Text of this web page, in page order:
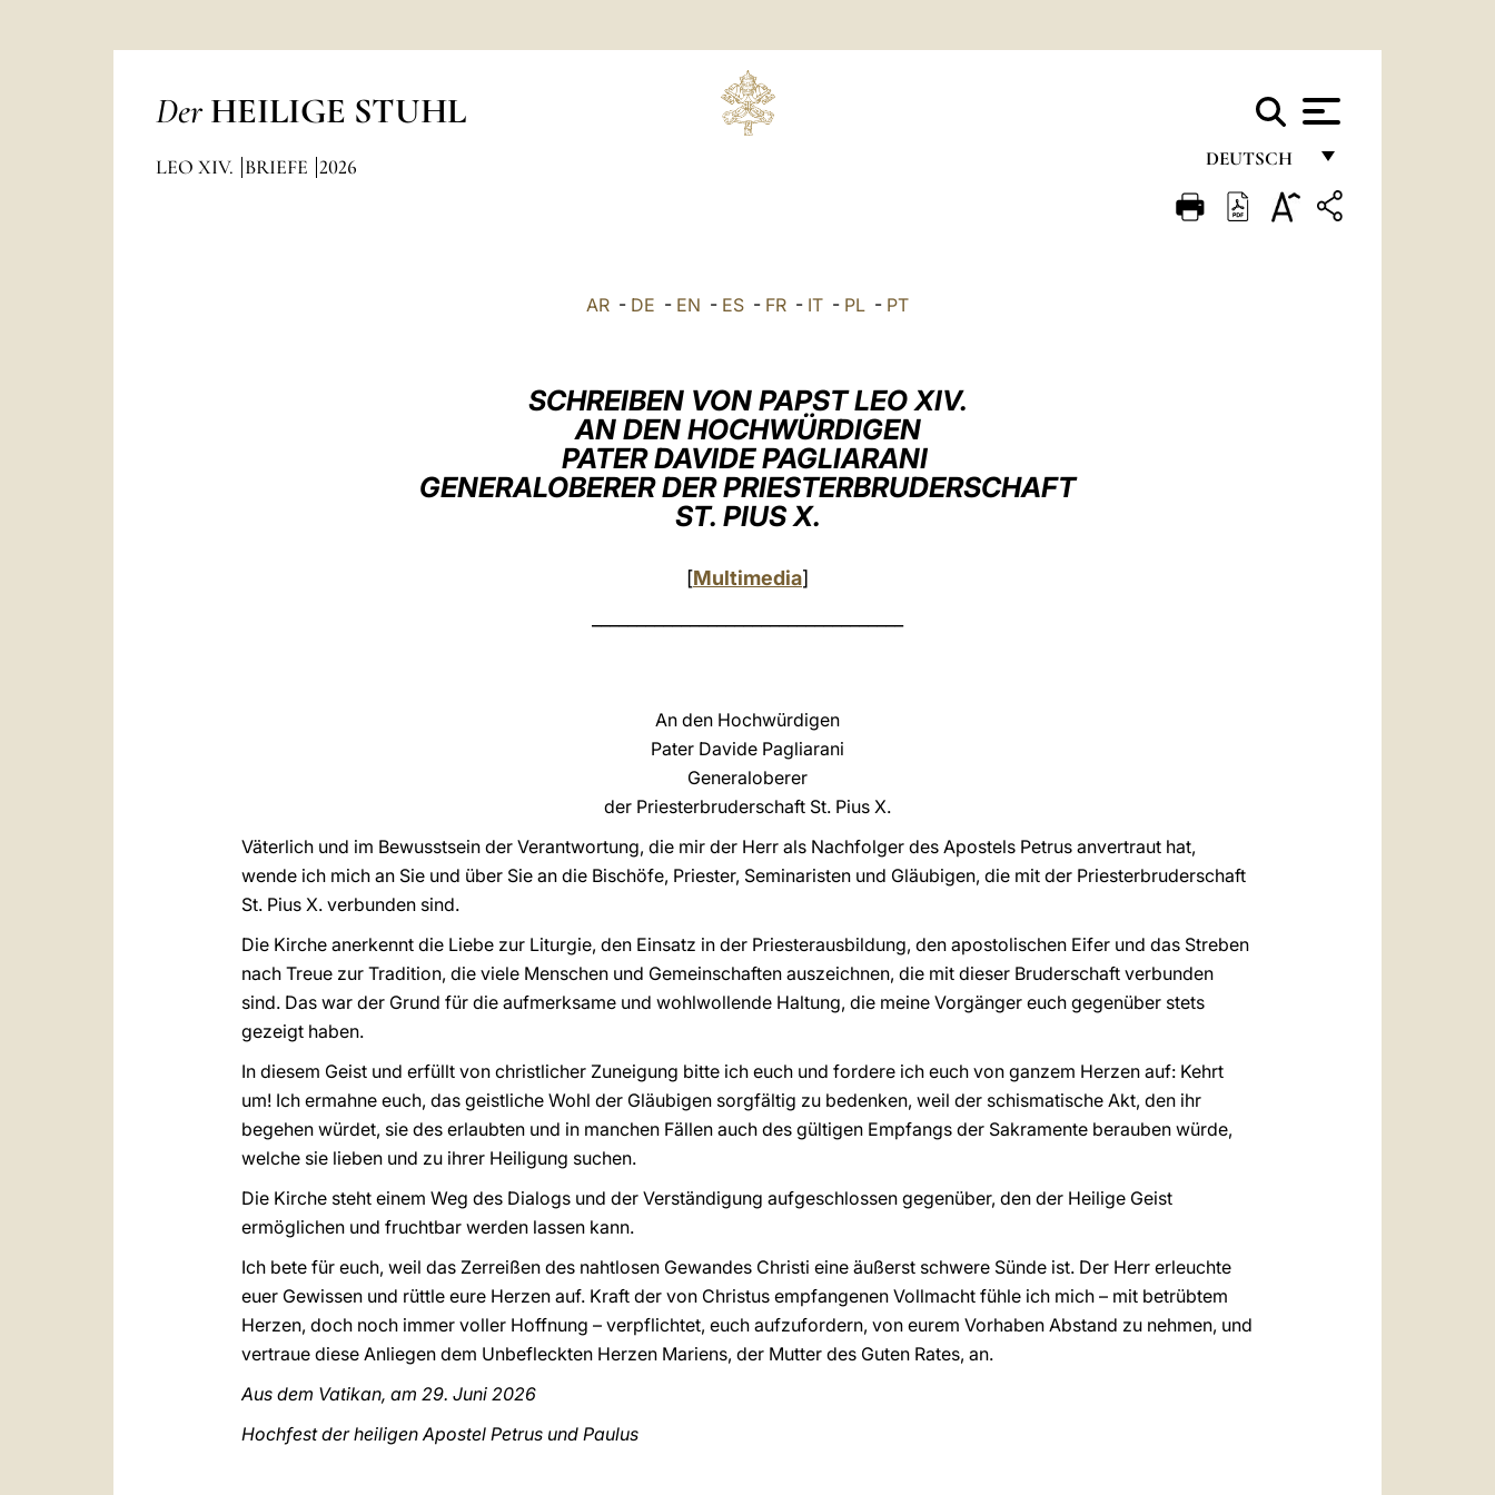
Der HEILIGE STUHL
DEUTSCH
FRANÇAIS
LEO XIV. BRIEFE 2026
AR - DE - EN - ES - FR - IT - PL - PT
SCHREIBEN VON PAPST LEO XIV.
AN DEN HOCHWÜRDIGEN
PATER DAVIDE PAGLIARANI
GENERALOBERER DER PRIESTERBRUDERSCHAFT
ST. PIUS X.
[Multimedia]
An den Hochwürdigen
Pater Davide Pagliarani
Generaloberer
der Priesterbruderschaft St. Pius X.
Väterlich und im Bewusstsein der Verantwortung, die mir der Herr als Nachfolger des Apostels Petrus anvertraut hat,
wende ich mich an Sie und über Sie an die Bischöfe, Priester, Seminaristen und Gläubigen, die mit der Priesterbruderschaft
St. Pius X. verbunden sind.
Die Kirche anerkennt die Liebe zur Liturgie, den Einsatz in der Priesterausbildung, den apostolischen Eifer und das Streben
nach Treue zur Tradition, die viele Menschen und Gemeinschaften auszeichnen, die mit dieser Bruderschaft verbunden
sind. Das war der Grund für die aufmerksame und wohlwollende Haltung, die meine Vorgänger euch gegenüber stets
gezeigt haben.
In diesem Geist und erfüllt von christlicher Zuneigung bitte ich euch und fordere ich euch von ganzem Herzen auf: Kehrt
um! Ich ermahne euch, das geistliche Wohl der Gläubigen sorgfältig zu bedenken, weil der schismatische Akt, den ihr
begehen würdet, sie des erlaubten und in manchen Fällen auch des gültigen Empfangs der Sakramente berauben würde,
welche sie lieben und zu ihrer Heiligung suchen.
Die Kirche steht einem Weg des Dialogs und der Verständigung aufgeschlossen gegenüber, den der Heilige Geist
ermöglichen und fruchtbar werden lassen kann.
Ich bete für euch, weil das Zerreißen des nahtlosen Gewandes Christi eine äußerst schwere Sünde ist. Der Herr erleuchte
euer Gewissen und rüttle eure Herzen auf. Kraft der von Christus empfangenen Vollmacht fühle ich mich – mit betrübtem
Herzen, doch noch immer voller Hoffnung – verpflichtet, euch aufzufordern, von eurem Vorhaben Abstand zu nehmen, und
vertraue diese Anliegen dem Unbefleckten Herzen Mariens, der Mutter des Guten Rates, an.
Aus dem Vatikan, am 29. Juni 2026
Hochfest der heiligen Apostel Petrus und Paulus